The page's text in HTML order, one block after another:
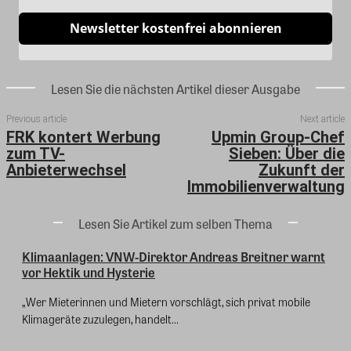
Newsletter kostenfrei abonnieren
Lesen Sie die nächsten Artikel dieser Ausgabe
Previous article
FRK kontert Werbung
zum TV-
Anbieterwechsel
Next article
Upmin Group-Chef
Sieben: Über die
Zukunft der
Immobilienverwaltung
Lesen Sie Artikel zum selben Thema
Klimaanlagen: VNW-Direktor Andreas Breitner warnt
vor Hektik und Hysterie
„Wer Mieterinnen und Mietern vorschlägt, sich privat mobile
Klimageräte zuzulegen, handelt...